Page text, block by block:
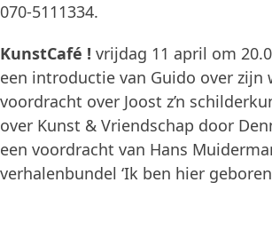
070-5111334.
KunstCafé ! vrijdag 11 april om
een introductie van Guido over zijn
voordracht over Joost z’n
over Kunst & Vriendschap door
een voordracht van Hans
verhalenbundel ‘Ik ben hier